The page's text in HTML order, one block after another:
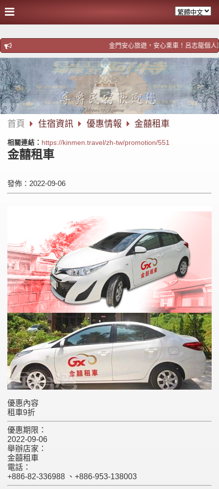
金門安心旅遊，安心乘車！呂志龍個
首頁 住宿資訊 優惠情報 金囍租車
相關連結： https://kinmen.travel/zh-tw/promotion/551
金囍租車
發佈：2022-09-06
優惠內容
租車9折
優惠期限：
2022-09-06
舉辦店家：
金囍租車
電話：
+886-82-336988 、+886-953-138003